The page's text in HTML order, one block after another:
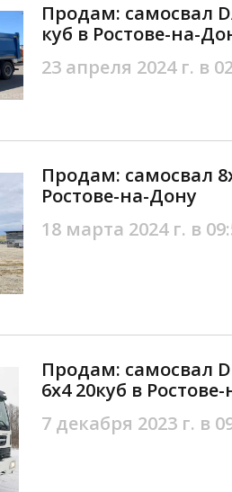
Продам: самосвал
куб в Ростове-на-
23 апреля 2024 г. в
Продам: самосвал
Ростове-на-Дону
18 марта 2024 г. в
Продам: самосвал
6х4 20куб в
7 декабря 2023 г. в